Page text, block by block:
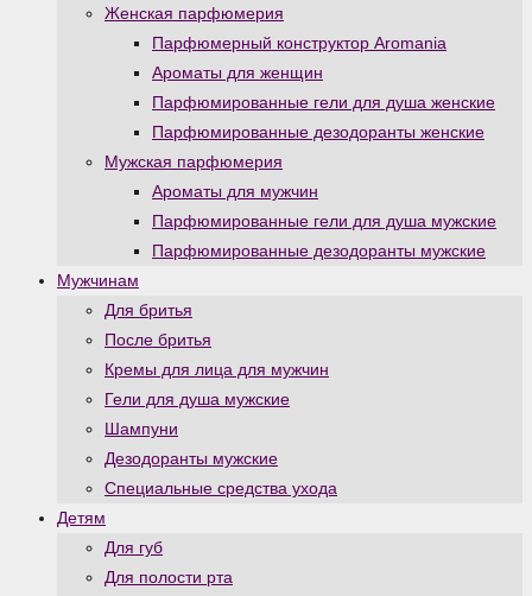
Женская парфюмерия
Парфюмерный конструктор Aromania
Ароматы для женщин
Парфюмированные гели для душа женские
Парфюмированные дезодоранты женские
Мужская парфюмерия
Ароматы для мужчин
Парфюмированные гели для душа мужские
Парфюмированные дезодоранты мужские
Мужчинам
Для бритья
После бритья
Кремы для лица для мужчин
Гели для душа мужские
Шампуни
Дезодоранты мужские
Специальные средства ухода
Детям
Для губ
Для полости рта